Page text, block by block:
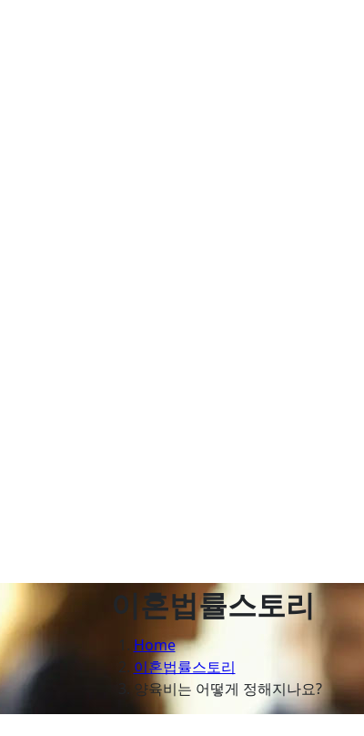
이혼법률스토리
Home
이혼법률스토리
양육비는 어떻게 정해지나요?